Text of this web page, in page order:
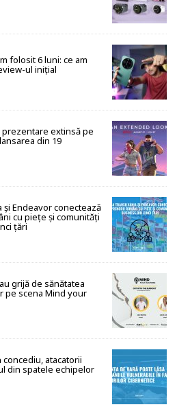
folosit 6 luni: ce am
ul inițial
prezentare extinsă pe
din 19
și Endeavor conectează
cu piețe și comunități
țări
grijă de sănătatea
pe scena Mind your
atacatorii
din spatele echipelor